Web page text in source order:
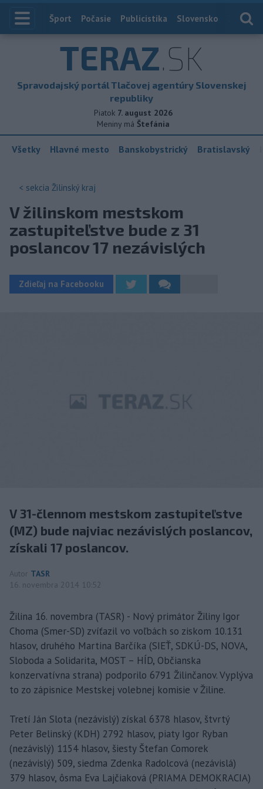
Index
Šport Počasie Publicistika Slovensko
TERAZ.SK
Spravodajský portál Tlačovej agentúry Slovenskej
republiky
Piatok 7. august 2026
Meniny má Štefánia
Všetky Hlavné mesto Banskobystrický Bratislavský
< sekcia Žilinský kraj
V žilinskom mestskom
zastupiteľstve bude z 31
poslancov 17 nezávislých
Zdieľaj na Facebooku
V 31-člennom mestskom zastupiteľstve
(MZ) bude najviac nezávislých poslancov,
získali 17 poslancov.
Autor TASR
16. novembra 2014 10:52
Žilina 16. novembra (TASR) - Nový primátor Žiliny Igor
Choma (Smer-SD) zvíťazil vo voľbách so ziskom 10.131
hlasov, druhého Martina Barčíka (SIEŤ, SDKÚ-DS, NOVA,
Sloboda a Solidarita, MOST – HÍD, Občianska
konzervatívna strana) podporilo 6791 Žilinčanov. Vyplýva
to zo zápisnice Mestskej volebnej komisie v Žiline.
Tretí Ján Slota (nezávislý) získal 6378 hlasov, štvrtý
Peter Belinský (KDH) 2792 hlasov, piaty Igor Ryban
(nezávislý) 1154 hlasov, šiesty Štefan Comorek
(nezávislý) 509, siedma Zdenka Radolcová (nezávislá)
379 hlasov, ôsma Eva Lajčiaková (PRIAMA DEMOKRACIA)